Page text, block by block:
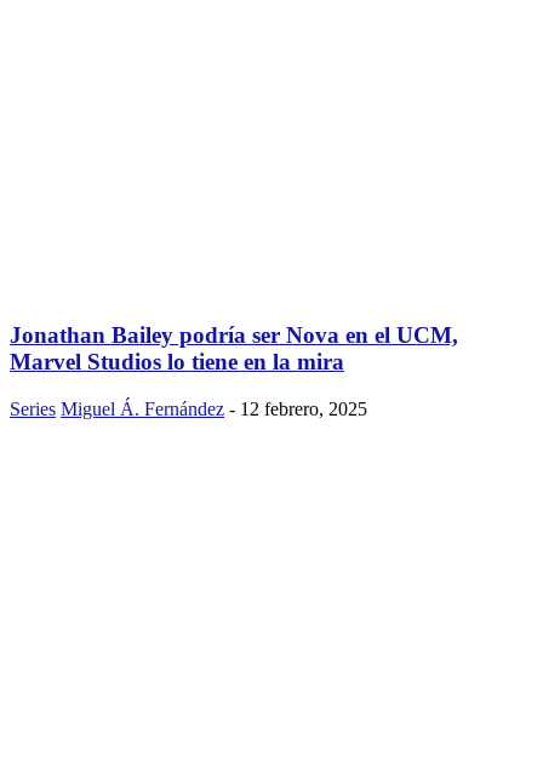
Jonathan Bailey podría ser Nova en el UCM,
Marvel Studios lo tiene en la mira
Series Miguel Á. Fernández - 12 febrero, 2025